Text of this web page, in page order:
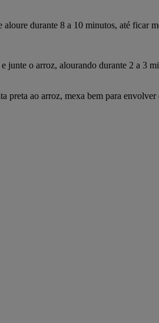
durante 8 a 10 minutos, até ficar
o arroz, alourando durante 2 a 3
preta ao arroz, mexa bem para